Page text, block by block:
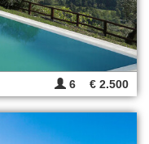
6 € 2.500